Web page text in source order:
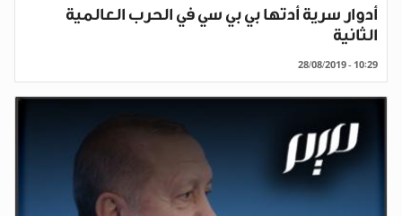
أدوار سرية أدتها بي بي سي في الحرب العالمية
الثانية
28/08/2019 - 10:29